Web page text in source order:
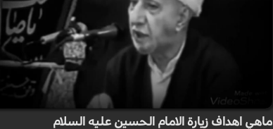
ماهي اهداف زيارة الامام الحسين عليه السلام